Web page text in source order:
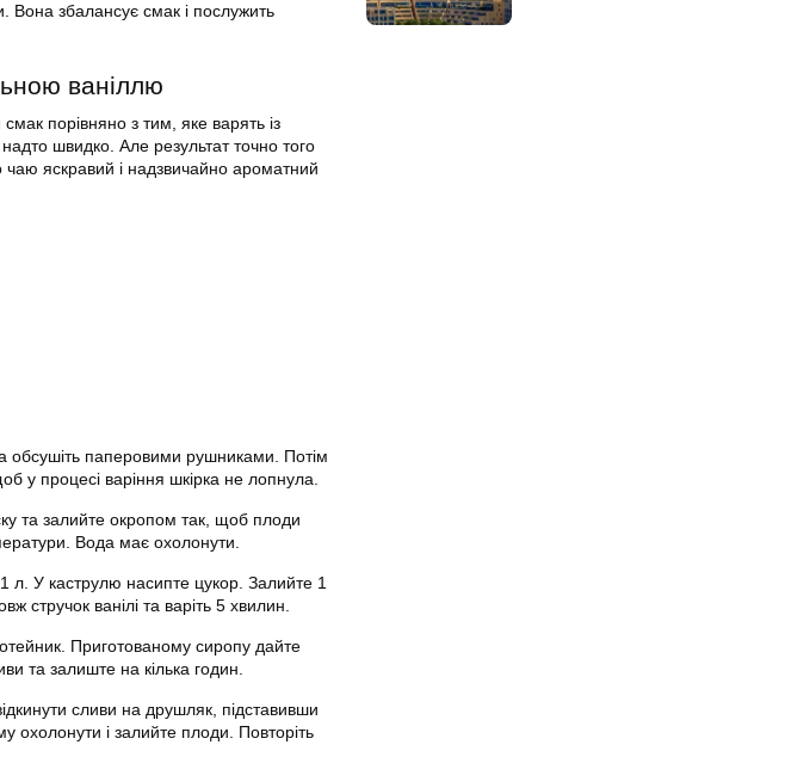
Вона збалансує смак і послужить
ваніллю
порівняно з тим, яке варять із
швидко. Але результат точно того
яскравий і надзвичайно ароматний
обсушіть паперовими рушниками. Потім
у процесі варіння шкірка не лопнула.
та залийте окропом так, щоб плоди
Вода має охолонути.
1 л. У каструлю насипте цукор. Залийте 1
стручок ванілі та варіть 5 хвилин.
Приготованому сиропу дайте
та залиште на кілька годин.
сливи на друшляк, підставивши
охолонути і залийте плоди. Повторіть